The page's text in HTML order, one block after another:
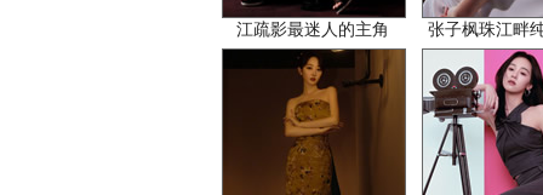
江疏影最迷人的主角 张子枫珠江畔